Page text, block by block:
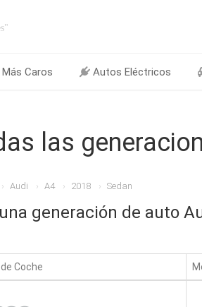
Caros Autos Eléctricos
las
Audi A4 2018 Sedan
generación de auto
Coche